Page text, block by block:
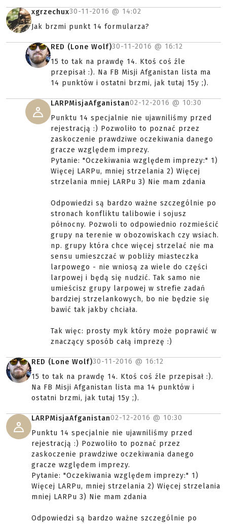
xgrzechux30-11-2016 @ 14:02
Jak brzmi punkt 14 formularza?
RED (Lone Wolf)30-11-2016 @ 16:12
15 to tak na prawdę 14. Ktoś coś źle
przepisał :). Na FB Misji Afganistan lista ma
14 punktów i ostatni brzmi, jak tutaj 15y ;).
LARPMisjaAfganistan02-12-2016 @ 10:30
Punktu 14 specjalnie nie ujawniliśmy przed
rejestracją :) Pozwoliło to poznać przez
zaskoczenie prawdziwe oczekiwania danego
gracze względem imprezy.
Pytanie: "Oczekiwania względem imprezy:" 1)
Więcej LARPu, mniej strzelania 2) Więcej
strzelania mniej LARPu 3) Nie mam zdania
Odpowiedzi są bardzo ważne szczególnie po
stronach konfliktu talibowie i sojusz
północny. Pozwoli to odpowiednio rozmieścić
grupy na terenie w obozowiskach czy wsiach.
np. grupy która chce więcej strzelać nie ma
sensu umieszczać w pobliży miasteczka
larpowego - nie wniosą za wiele do części
larpowej i będą się nudzić. Tak samo nie
umieścisz grupy larpowej w strefie zadań
bardziej strzelankowych, bo nie będzie się
bawić tak jakby chciała.
Tak więc: prosty myk który może poprawić w
znaczący sposób całą imprezę :)
RED (Lone Wolf)30-11-2016 @ 16:12
15 to tak na prawdę 14. Ktoś coś źle przepisał :).
Na FB Misji Afganistan lista ma 14 punktów i
ostatni brzmi, jak tutaj 15y ;).
LARPMisjaAfganistan02-12-2016 @ 10:30
Punktu 14 specjalnie nie ujawniliśmy przed
rejestracją :) Pozwoliło to poznać przez
zaskoczenie prawdziwe oczekiwania danego
gracze względem imprezy.
Pytanie: "Oczekiwania względem imprezy:" 1)
Więcej LARPu, mniej strzelania 2) Więcej strzelania
mniej LARPu 3) Nie mam zdania
Odpowiedzi są bardzo ważne szczególnie po